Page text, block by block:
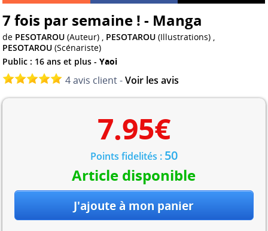
7 fois par semaine ! - Manga
de PESOTAROU (Auteur) , PESOTAROU (Illustrations) ,
PESOTAROU (Scénariste)
Public : 16 ans et plus -Yaoi
4 avis client -Voir les avis
7.95€
Points fidelités : 50
Article disponible